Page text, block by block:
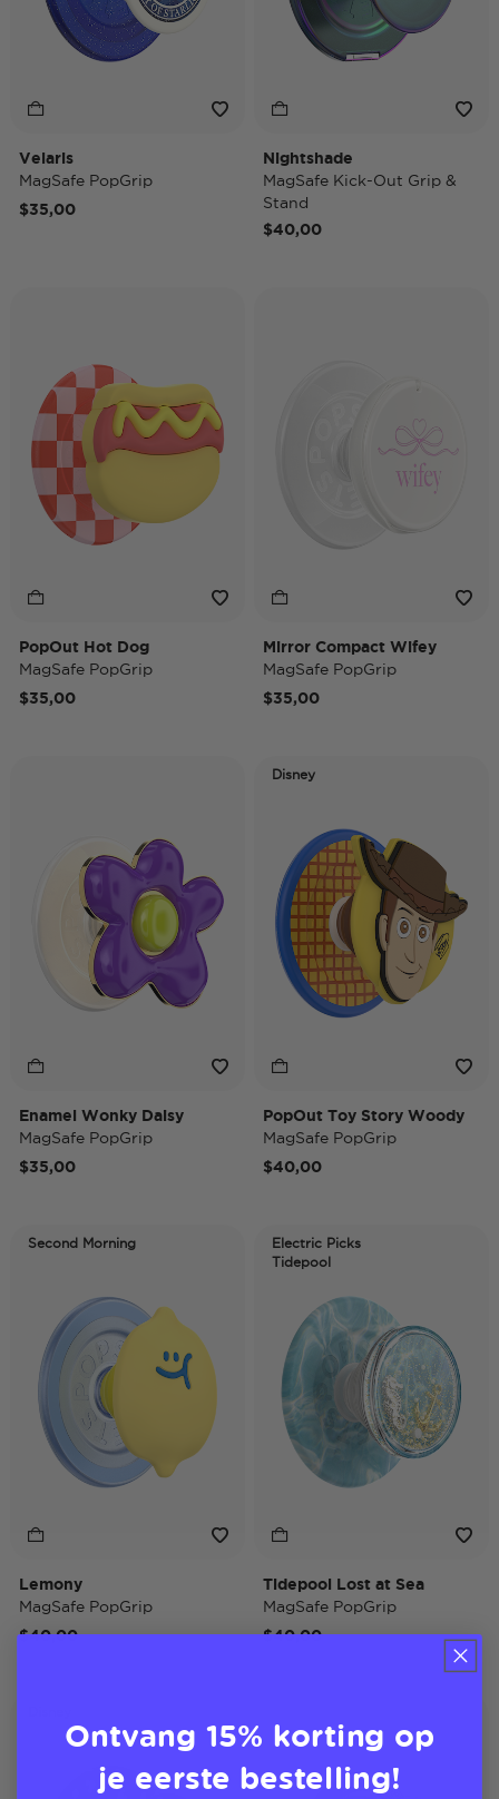
Velaris
MagSafe PopGrip
$35,00
Nightshade
MagSafe Kick-Out Grip &
Stand
$40,00
PopOut Hot Dog
MagSafe PopGrip
$35,00
Mirror Compact Wifey
MagSafe PopGrip
$35,00
Enamel Wonky Daisy
MagSafe PopGrip
$35,00
Disney
PopOut Toy Story Woody
MagSafe PopGrip
$40,00
Second Morning
Lemony
MagSafe PopGrip
$40,00
Electric Picks
Tidepool
Tidepool Lost at Sea
MagSafe PopGrip
$40,00
Ontvang 15% korting op
je eerste bestelling!